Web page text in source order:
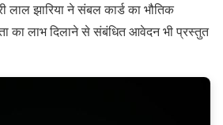
लाल झारिया ने संबल कार्ड का भौतिक
का लाभ दिलाने से संबंधित आवेदन भी प्रस्तुत